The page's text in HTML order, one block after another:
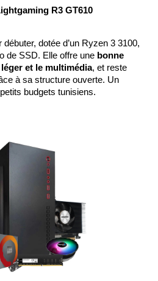
R3 GT610
dotée d’un Ryzen 3 3100,
de SSD. Elle offre une bonne
et le multimédia, et reste
à sa structure ouverte. Un
budgets tunisiens.